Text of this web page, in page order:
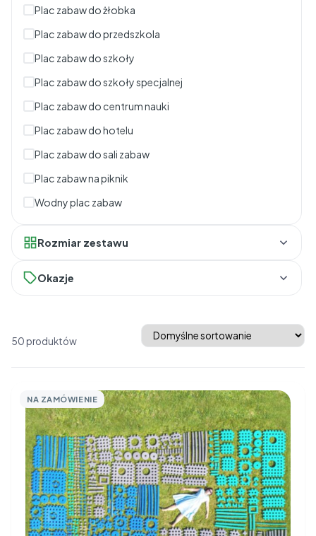
Plac zabaw do żłobka
Plac zabaw do przedszkola
Plac zabaw do szkoły
Plac zabaw do szkoły specjalnej
Plac zabaw do centrum nauki
Plac zabaw do hotelu
Plac zabaw do sali zabaw
Plac zabaw na piknik
Wodny plac zabaw
Rozmiar zestawu
Wielkie klocki
Okazje
50 produktów
NA ZAMÓWIENIE